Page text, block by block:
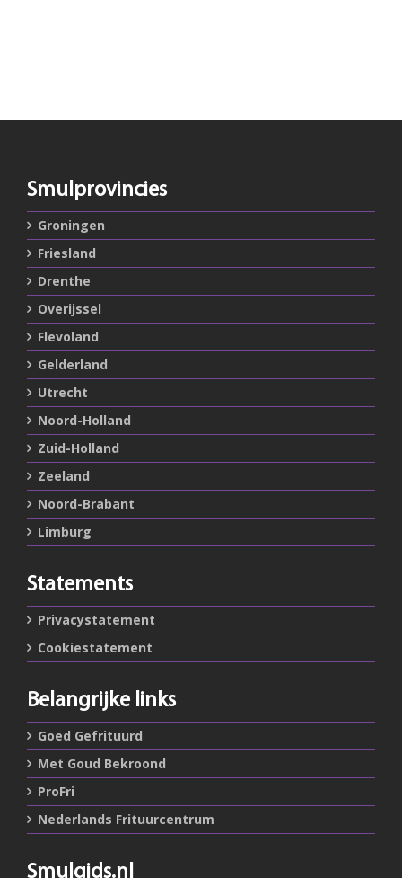
Smulprovincies
Groningen
Friesland
Drenthe
Overijssel
Flevoland
Gelderland
Utrecht
Noord-Holland
Zuid-Holland
Zeeland
Noord-Brabant
Limburg
Statements
Privacystatement
Cookiestatement
Belangrijke links
Goed Gefrituurd
Met Goud Bekroond
ProFri
Nederlands Frituurcentrum
Smulgids.nl